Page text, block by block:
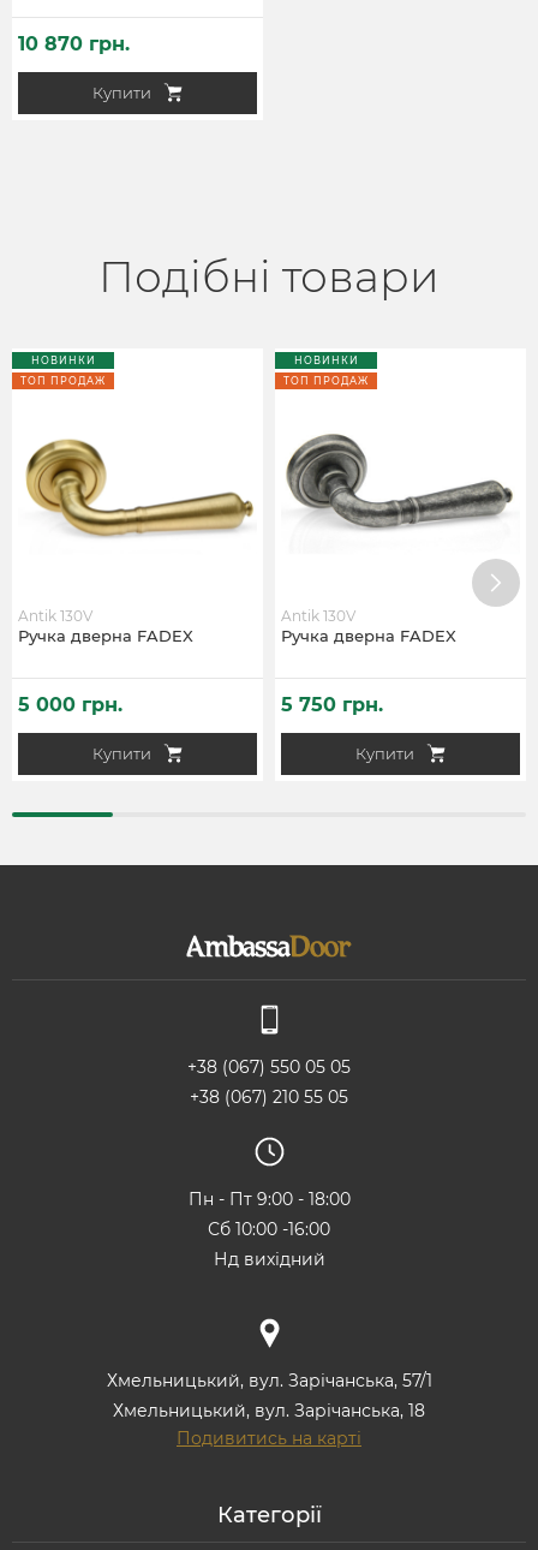
Купити
10 870 грн.
Подібні товари
НОВИНКИ
ТОП ПРОДАЖ
Ручка дверна FADEX
Antik 130V
Купити
5 000 грн.
НОВИНКИ
ТОП ПРОДАЖ
Ручка дверна FADEX
Antik 130V
Купити
5 750 грн.
+38 (067) 550 05 05
+38 (067) 210 55 05
Пн - Пт 9:00 - 18:00
Сб 10:00 -16:00
Нд вихідний
Хмельницький, вул. Зарічанська, 57/1
Хмельницький, вул. Зарічанська, 18
Подивитись на карті
Категорії